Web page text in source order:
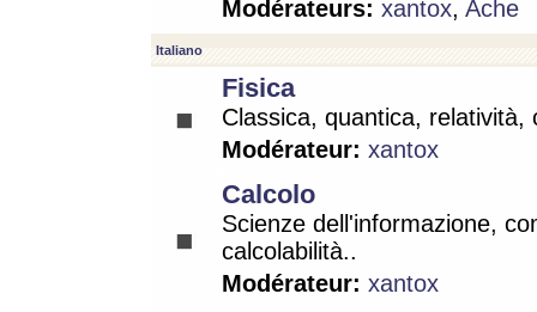
Modérateurs: xantox, Ache
Italiano
Fisica
Classica, quantica, relatività,
Modérateur: xantox
Calcolo
Scienze dell'informazione,
calcolabilità..
Modérateur: xantox